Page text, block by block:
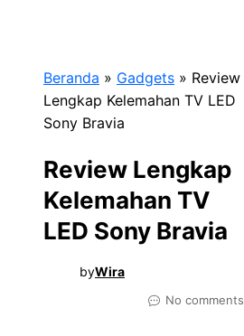
Beranda » Gadgets » Review
Lengkap Kelemahan TV LED
Sony Bravia
Review Lengkap
Kelemahan TV
LED Sony Bravia
byWira
No comments